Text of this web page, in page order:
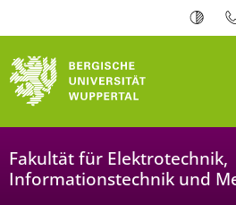
Fakultät für Elektrotechnik,
Informationstechnik und